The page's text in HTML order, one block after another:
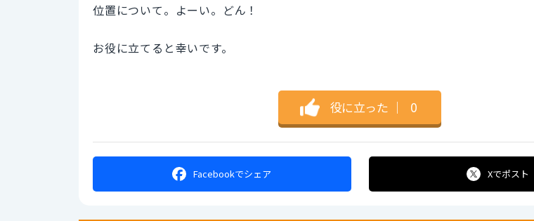
位置について。よーい。どん！
お役に立てると幸いです。
役に立った ｜ 0
Facebookでシェア Xでポスト